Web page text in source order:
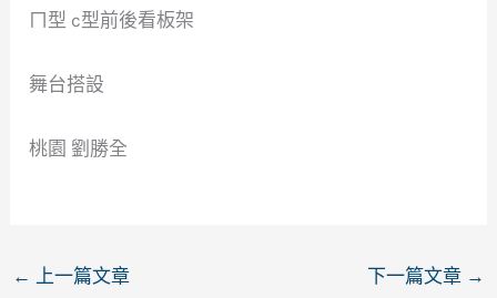
ㄇ型 c型前後看板架
舞台搭設
桃園 劉勝全
← 上一篇文章 下一篇文章 →